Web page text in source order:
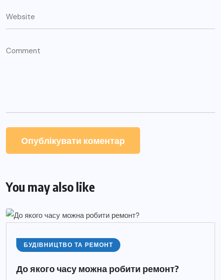
You may also like
БУДІВНИЦТВО ТА РЕМОНТ
До якого часу можна робити ремонт?